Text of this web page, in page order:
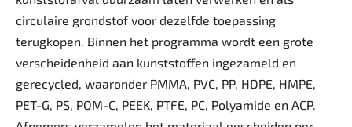
circulaire grondstof voor dezelfde toepassing
terugkopen. Binnen het programma wordt een grote
verscheidenheid aan kunststoffen ingezameld en
gerecycled, waaronder PMMA, PVC, PP, HDPE, HMPE,
PET-G, PS, POM-C, PEEK, PTFE, PC, Polyamide en ACP.